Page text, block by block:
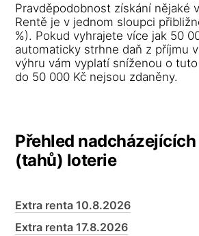
Pravděpodobnost získání nějaké
Rentě je v jednom sloupci
%). Pokud vyhrajete více jak 50
automaticky strhne daň z příjmu
výhru vám vyplatí sníženou o
do 50 000 Kč nejsou zdaněny.
Přehled
(tahů) loterie
Extra renta 10.8.2026
Extra renta 17.8.2026